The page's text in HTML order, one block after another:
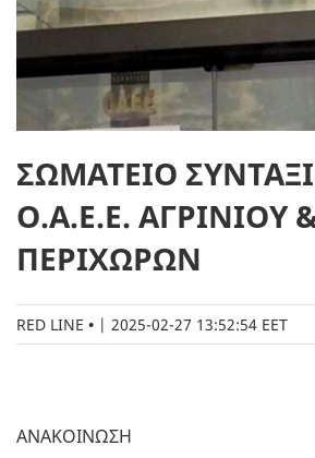
ΣΩΜΑΤΕΙΟ
Ο.Α.Ε.Ε. ΑΓΡΙΝΙΟΥ
ΠΕΡΙΧΩΡΩΝ
RED LINE | 2025-02-27 13:52:54 EET
ΑΝΑΚΟΙΝΩΣΗ